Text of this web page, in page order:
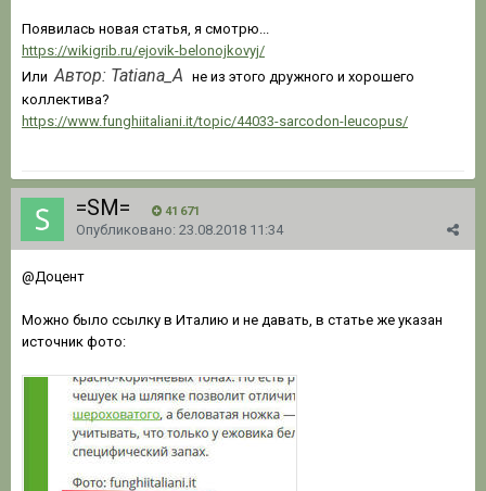
Появилась новая статья, я смотрю...
https://wikigrib.ru/ejovik-belonojkovyj/
Или Автор: Tatiana_A не из этого дружного и хорошего
коллектива?
https://www.funghiitaliani.it/topic/44033-sarcodon-leucopus/
=SM= 41 671
Опубликовано: 23.08.2018 11:34
@Доцент
Можно было ссылку в Италию и не давать, в статье же указан
источник фото: